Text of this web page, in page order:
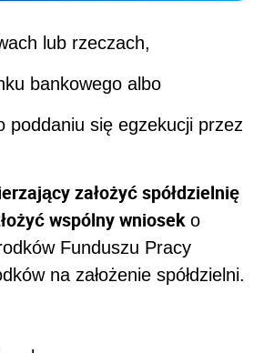
lub rzeczach,
bankowego albo
poddaniu się egzekucji przez
założyć spółdzielnię
wspólny wnioseko
Funduszu Pracy
na założenie spółdzielni.